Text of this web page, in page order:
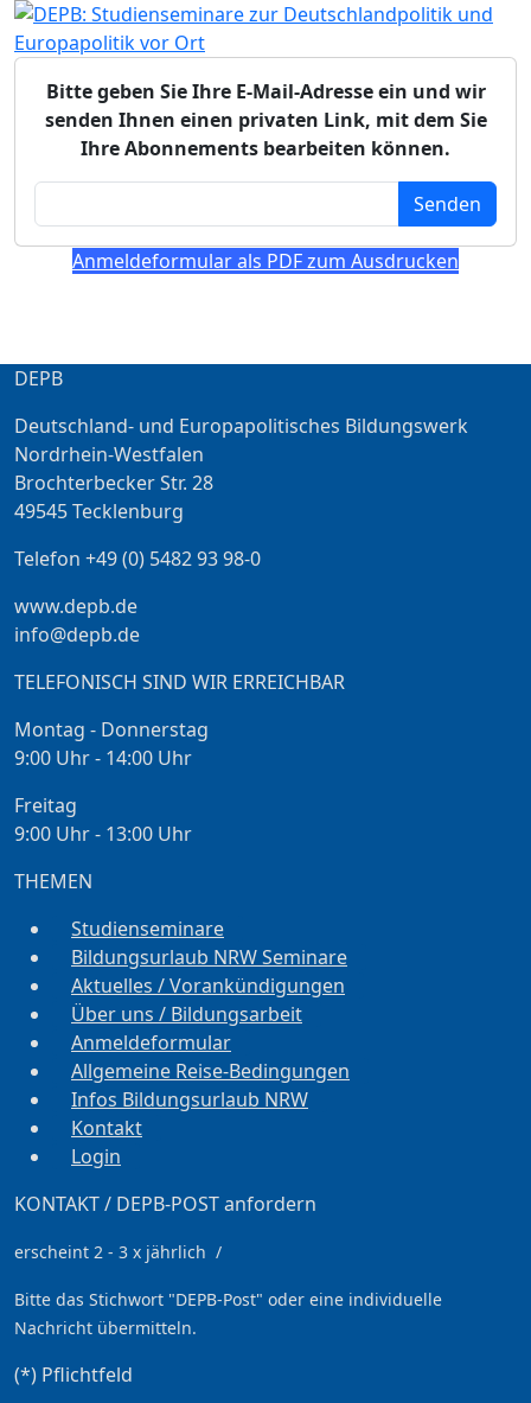
Bitte geben Sie Ihre E-Mail-Adresse ein und wir
senden Ihnen einen privaten Link, mit dem Sie
Ihre Abonnements bearbeiten können.
Senden
Anmeldeformular als PDF zum Ausdrucken
DEPB
Deutschland- und Europapolitisches Bildungswerk
Nordrhein-Westfalen
Brochterbecker Str. 28
49545 Tecklenburg
Telefon +49 (0) 5482 93 98-0
www.depb.de
info@depb.de
TELEFONISCH SIND WIR ERREICHBAR
Montag - Donnerstag
9:00 Uhr - 14:00 Uhr
Freitag
9:00 Uhr - 13:00 Uhr
THEMEN
Studienseminare
Bildungsurlaub NRW Seminare
Aktuelles / Vorankündigungen
Über uns / Bildungsarbeit
Anmeldeformular
Allgemeine Reise-Bedingungen
Infos Bildungsurlaub NRW
Kontakt
Login
KONTAKT / DEPB-POST anfordern
erscheint 2 - 3 x jährlich /
Bitte das Stichwort "DEPB-Post" oder eine individuelle
Nachricht übermitteln.
(*) Pflichtfeld